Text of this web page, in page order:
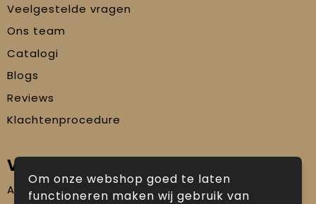
Veelgestelde vragen
Ons team
Catalogi
Blogs
Reviews
Klachtenprocedure
Veilig winkelen
Algemene voorwaarden
Om onze webshop goed te laten
functioneren maken wij gebruik van